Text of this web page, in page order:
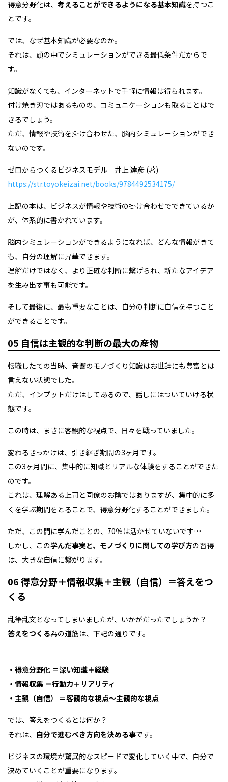
得意分野化は、 考えることができるようになる基本知識を持つこ
とです。
では、なぜ基本知識が必要なのか。
それは、頭の中でシミュレーションができる最低条件だからで
す。
知識がなくても、インターネットで手軽に情報は得られます。
付け焼き刃ではあるものの、コミュニケーションも取ることはで
きるでしょう。
ただ、情報や技術を掛け合わせた、脳内シミュレーションができ
ないのです。
ゼロからつくるビジネスモデル 井上 達彦 (著)
https://str.toyokeizai.net/books/9784492534175/
上記の本は、ビジネスが情報や技術の掛け合わせでできているか
が、体系的に書かれています。
脳内シミュレーションができるようになれば、どんな情報がきて
も、自分の理解に昇華できます。
理解だけではなく、より正確な判断に繋げられ、新たなアイデア
を生み出す事も可能です。
そして最後に、最も重要なことは、自分の判断に自信を持つこと
ができることです。
05 自信は主観的な判断の最大の産物
転職したての当時、音響のモノづくり知識はお世辞にも豊富とは
言えない状態でした。
ただ、インプットだけはしてあるので、話しにはついていける状
態です。
この時は、まさに客観的な視点で、日々を戦っていました。
変わるきっかけは、引き継ぎ期間の3ヶ月です。
この3ヶ月間に、集中的に知識とリアルな体験をすることができた
のです。
これは、理解ある上司と同僚のお陰ではありますが、集中的に多
くを学ぶ期間をとることで、得意分野化することができました。
ただ、この間に学んだことの、70％は活かせていないです…
しかし、この学んだ事実と、モノづくりに関しての学び方の習得
は、大きな自信に繋がります。
06 得意分野＋情報収集＋主観（自信）＝答えをつ
くる
乱筆乱文となってしまいましたが、いかがだったでしょうか？
答えをつくる為の道筋は、下記の通りです。
・得意分野化 ＝深い知識＋経験
・情報収集 ＝行動力＋リアリティ
・主観（自信） ＝客観的な視点～主観的な視点
では、答えをつくるとは何か？
それは、 自分で進むべき方向を決める事です。
ビジネスの環境が驚異的なスピードで変化していく中で、自分で
決めていくことが重要になります。